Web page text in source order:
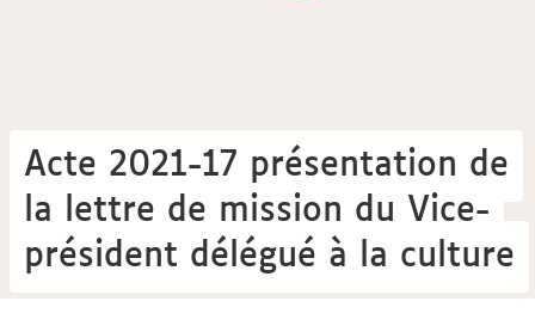
Acte 2021-17 présentation de
la lettre de mission du Vice-
président délégué à la culture